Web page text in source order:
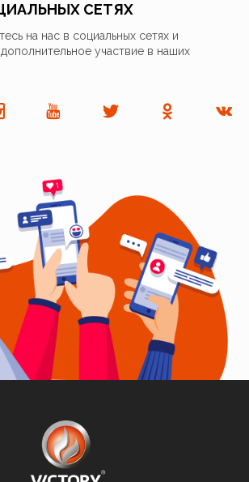
СЕТЯХ
на нас в социальных сетях и
участвие в наших